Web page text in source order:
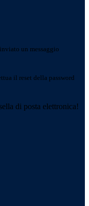
un messaggio
il reset della password
di posta elettronica!